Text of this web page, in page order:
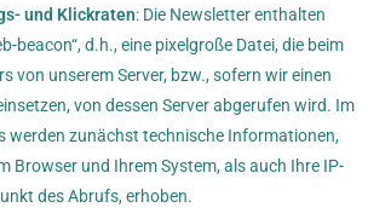
und Klickraten: Die Newsletter enthalten
beacon“, d.h., eine pixelgroße Datei, die beim
von unserem Server, bzw., sofern wir einen
von dessen Server abgerufen wird. Im
werden zunächst technische Informationen,
Browser und Ihrem System, als auch Ihre IP-
des Abrufs, erhoben.